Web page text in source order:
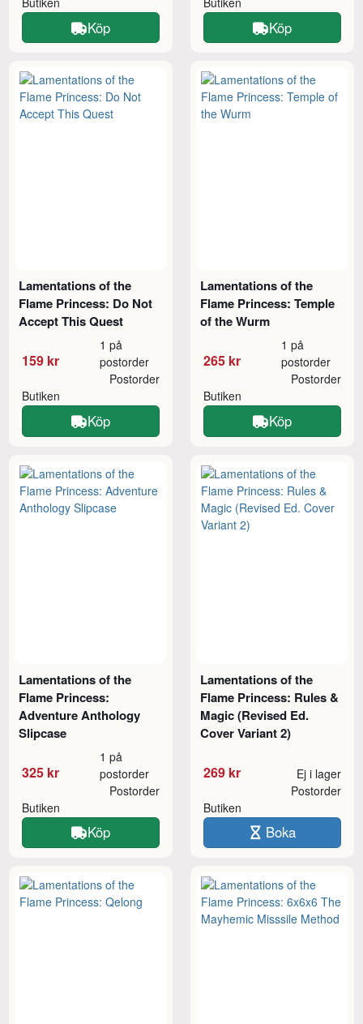
Köp Köp
Lamentations of the
Flame Princess: Do Not
Accept This Quest
159 kr
1 på
postorder
Butiken
Postorder
Köp
Lamentations of the
Flame Princess: Temple
of the Wurm
265 kr
1 på
postorder
Butiken
Postorder
Köp
Lamentations of the
Flame Princess:
Adventure Anthology
Slipcase
325 kr
1 på
postorder
Butiken
Postorder
Köp
Lamentations of the
Flame Princess: Rules &
Magic (Revised Ed.
Cover Variant 2)
269 kr Ej i lager
Butiken
Postorder
Boka